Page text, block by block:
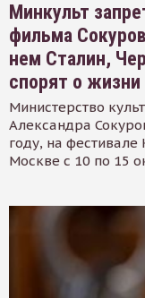
Минкульт
фильма
нем Сталин,
спорят о жизни
Министерство
Александра
году, на
Москве с 10 по 15